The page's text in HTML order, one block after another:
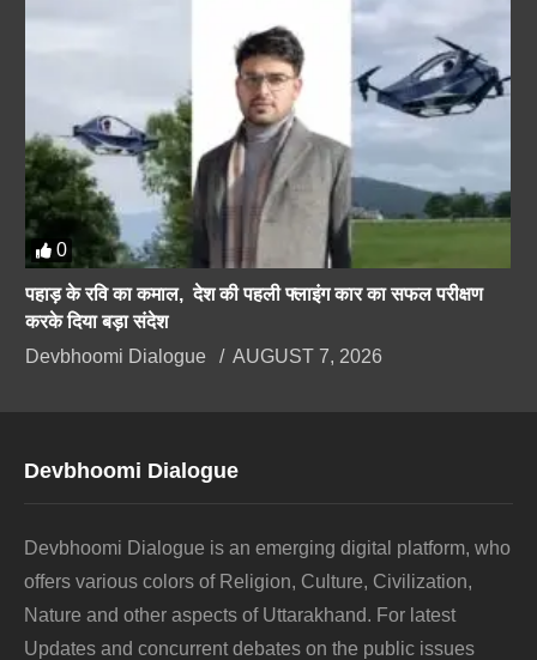
0
पहाड़ के रवि का कमाल, देश की पहली फ्लाइंग कार का सफल परीक्षण
करके दिया बड़ा संदेश
Devbhoomi Dialogue
AUGUST 7, 2026
Devbhoomi Dialogue
Devbhoomi Dialogue is an emerging digital platform, who
offers various colors of Religion, Culture, Civilization,
Nature and other aspects of Uttarakhand. For latest
Updates and concurrent debates on the public issues